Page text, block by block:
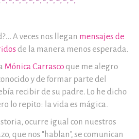
A veces nos llegan mensajes de
de la manera menos esperada.
Mónica Carrasco que me alegro
y de formar parte del
recibir de su padre. Lo he dicho
lo repito: la vida es mágica.
ocurre igual con nuestros
que nos "hablan", se comunican